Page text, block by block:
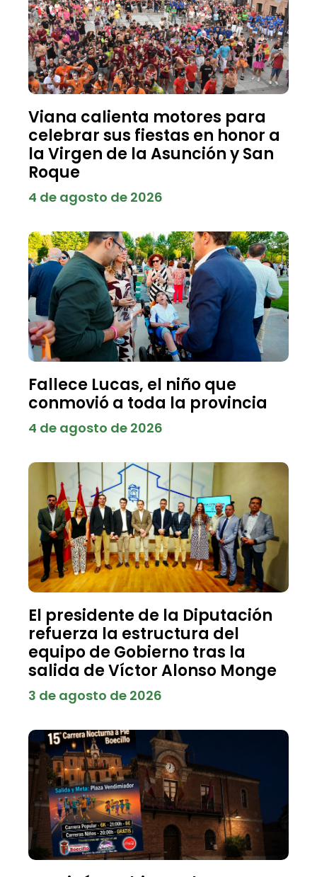
Viana calienta motores para
celebrar sus fiestas en honor a
la Virgen de la Asunción y San
Roque
4 de agosto de 2026
Fallece Lucas, el niño que
conmovió a toda la provincia
4 de agosto de 2026
El presidente de la Diputación
refuerza la estructura del
equipo de Gobierno tras la
salida de Víctor Alonso Monge
3 de agosto de 2026